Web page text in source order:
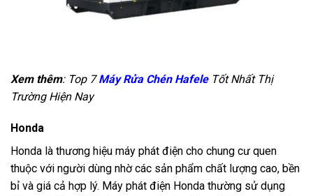
Xem thêm: Top 7Máy Rửa Chén HafeleTốt Nhất Thị
Trường Hiện Nay
Honda
Honda là thương hiệu máy phát điện cho chung cư quen
thuộc với người dùng nhờ các sản phẩm chất lượng cao, bền
bỉ và giá cả hợp lý. Máy phát điện Honda thường sử dụng